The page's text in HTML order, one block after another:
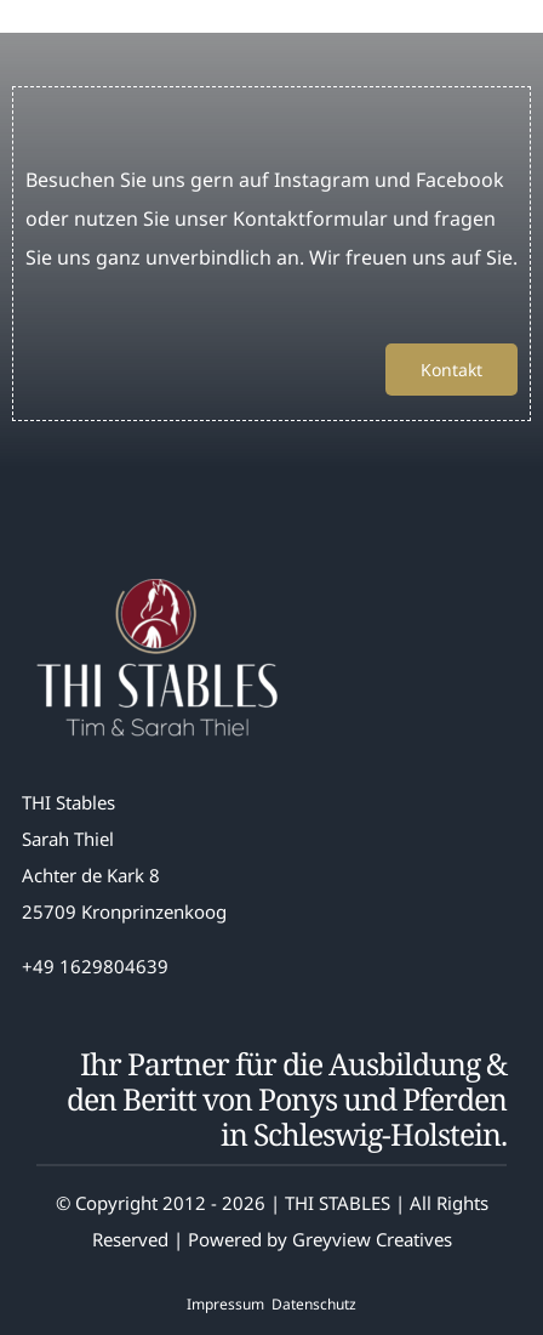
Besuchen Sie uns gern auf Instagram und Facebook
oder nutzen Sie unser Kontaktformular und fragen
Sie uns ganz unverbindlich an. Wir freuen uns auf Sie.
Kontakt
THI Stables
Sarah Thiel
Achter de Kark 8
25709 Kronprinzenkoog
+49 1629804639
Ihr Partner für die Ausbildung &
den Beritt von Ponys und Pferden
in Schleswig-Holstein.
© Copyright 2012 - 2026 | THI STABLES | All Rights
Reserved | Powered by Greyview Creatives
Impressum Datenschutz